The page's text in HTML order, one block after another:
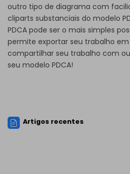
outro tipo de diagrama com
cliparts substanciais do modelo
PDCA pode ser o mais simples
permite exportar seu trabalho
compartilhar seu trabalho com
seu modelo PDCA!
Artigos recentes